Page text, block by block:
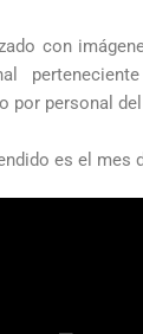
con
por personal
es el mes